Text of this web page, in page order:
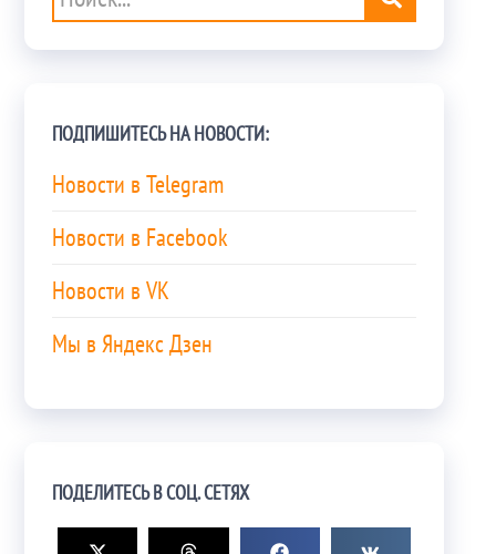
ПОДПИШИТЕСЬ НА НОВОСТИ:
Новости в Telegram
Новости в Facebook
Новости в VK
Мы в Яндекс Дзен
ПОДЕЛИТЕСЬ В СОЦ. СЕТЯХ